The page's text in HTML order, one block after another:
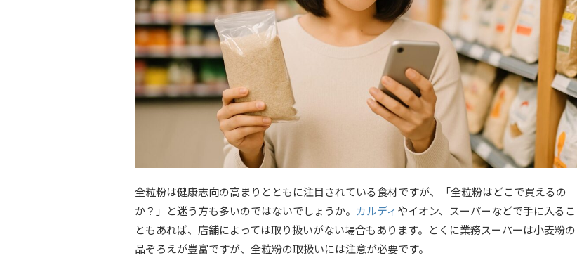
全粒粉は健康志向の高まりとともに注目されている食材ですが、「全粒粉はどこで買えるの
か？」と迷う方も多いのではないでしょうか。 カルディやイオン、スーパーなどで手に入るこ
ともあれば、店舗によっては取り扱いがない場合もあります。とくに業務スーパーは小麦粉の
品ぞろえが豊富ですが、全粒粉の取扱いには注意が必要です。